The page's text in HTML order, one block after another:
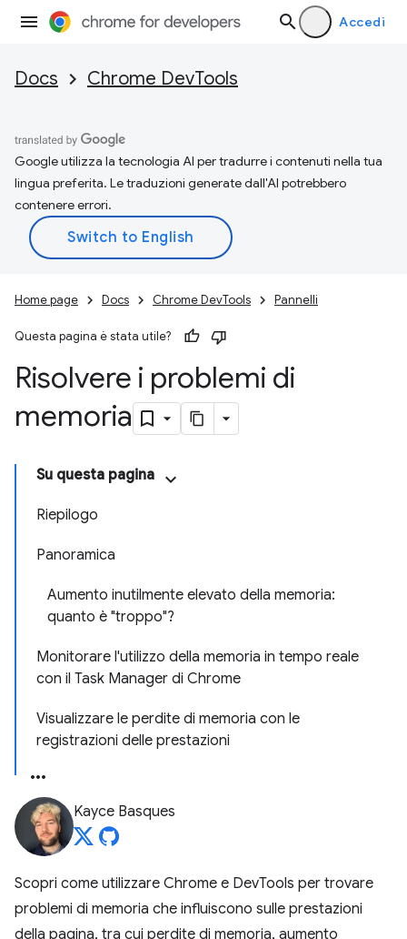
Accedi
Docs Chrome DevTools
Google utilizza la tecnologia AI per tradurre i contenuti nella tua
lingua preferita. Le traduzioni generate dall'AI potrebbero
contenere errori.
Home page Docs Chrome DevTools Pannelli
Questa pagina è stata utile?
Risolvere i problemi di
memoria
Su questa pagina
Riepilogo
Panoramica
Aumento inutilmente elevato della memoria:
quanto è "troppo"?
Monitorare l'utilizzo della memoria in tempo reale
con il Task Manager di Chrome
Visualizzare le perdite di memoria con le
registrazioni delle prestazioni
Kayce Basques
Scopri come utilizzare Chrome e DevTools per trovare
problemi di memoria che influiscono sulle prestazioni
della pagina, tra cui perdite di memoria, aumento